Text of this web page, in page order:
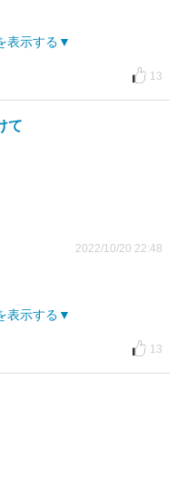
表示する
13
て
2022/10/20 22:48
表示する
13